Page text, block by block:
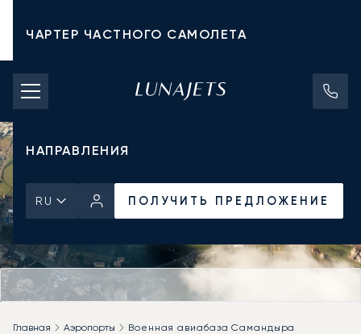
ЧАРТЕР ЧАСТНОГО САМОЛЕТА
СТОИМОСТЬ ЧАРТЕРА
ЧАСТНЫЕ САМОЛЕТЫ
НАПРАВЛЕНИЯ
RU ПОЛУЧИТЬ ПРЕДЛОЖЕНИЕ
Главная Аэропорты Военная авиабаза Самандыра